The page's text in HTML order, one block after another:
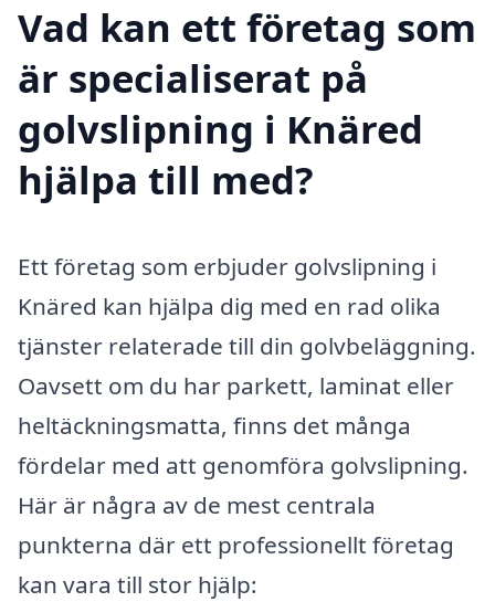
Vad kan ett företag som
är specialiserat på
golvslipning i Knäred
hjälpa till med?
Ett företag som erbjuder golvslipning i
Knäred kan hjälpa dig med en rad olika
tjänster relaterade till din golvbeläggning.
Oavsett om du har parkett, laminat eller
heltäckningsmatta, finns det många
fördelar med att genomföra golvslipning.
Här är några av de mest centrala
punkterna där ett professionellt företag
kan vara till stor hjälp: